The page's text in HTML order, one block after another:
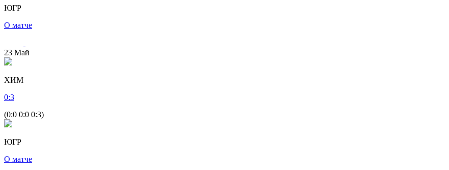
ЮГР
О матче
23 Май
ХИМ
0:3
(0:0 0:0 0:3)
ЮГР
О матче